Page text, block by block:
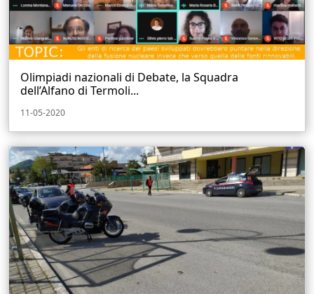
Olimpiadi nazionali di Debate, la Squadra
dell’Alfano di Termoli...
11-05-2020